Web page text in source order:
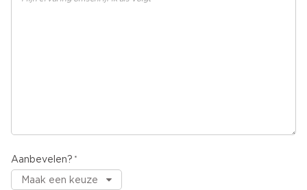
Aanbevelen?